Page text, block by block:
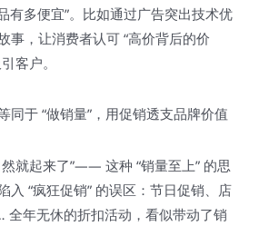
有多便宜”。比如通过广告突出技术优
事，让消费者认可 “高价背后的价
客户。​
同于 “做销量”，用促销透支品牌价值​
就起来了”—— 这种 “销量至上” 的思
入 “疯狂促销” 的误区：节日促销、店
年无休的折扣活动，看似带动了销